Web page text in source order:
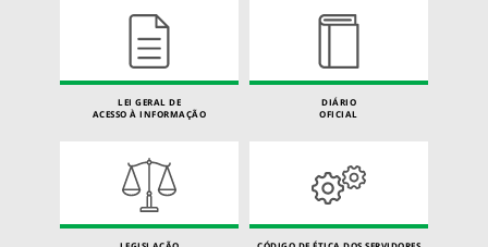
LEI GERAL DE
ACESSO À INFORMAÇÃO
DIÁRIO
OFICIAL